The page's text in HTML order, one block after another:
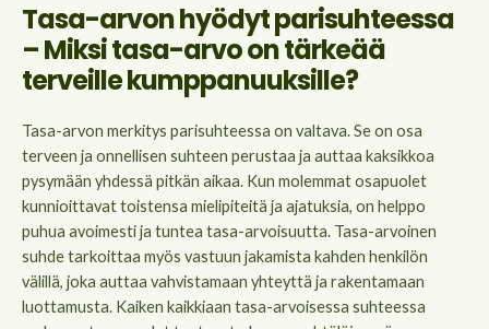
Tasa-arvon hyödyt parisuhteessa
– Miksi tasa-arvo on tärkeää
terveille kumppanuuksille?
Tasa-arvon merkitys parisuhteessa on valtava. Se on osa
terveen ja onnellisen suhteen perustaa ja auttaa kaksikkoa
pysymään yhdessä pitkän aikaa. Kun molemmat osapuolet
kunnioittavat toistensa mielipiteitä ja ajatuksia, on helppo
puhua avoimesti ja tuntea tasa-arvoisuutta. Tasa-arvoinen
suhde tarkoittaa myös vastuun jakamista kahden henkilön
välillä, joka auttaa vahvistamaan yhteyttä ja rakentamaan
luottamusta. Kaiken kaikkiaan tasa-arvoisessa suhteessa